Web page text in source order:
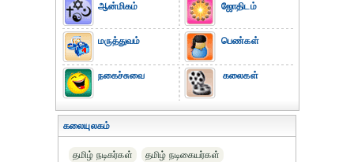
ஆன்மிகம்
மருத்துவம்
நகைச்சுவை
ஜோதிடம்
பெண்கள்
கலைகள்
கலையுலகம்
தமிழ் நடிகர்கள்
தமிழ் நடிகையர்கள்